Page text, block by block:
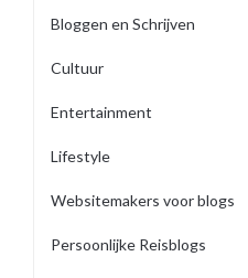
Bloggen en Schrijven
Cultuur
Entertainment
Lifestyle
Websitemakers voor blogs
Persoonlijke Reisblogs